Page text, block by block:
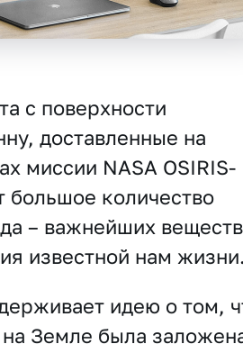
с поверхности
доставленные на
миссии NASA OSIRIS-
большое количество
– важнейших веществ
известной нам
идею о том,
Земле была